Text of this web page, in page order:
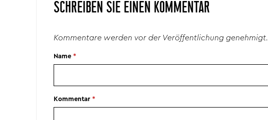
SCHREIBEN SIE EINEN KOMMENTAR
Kommentare werden vor der Veröffentlichung genehmigt.
Name *
Kommentar *